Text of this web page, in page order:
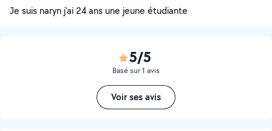
Je suis naryn j'ai 24 ans une jeune étudiante
5/5
Basé sur 1 avis
Voir ses avis